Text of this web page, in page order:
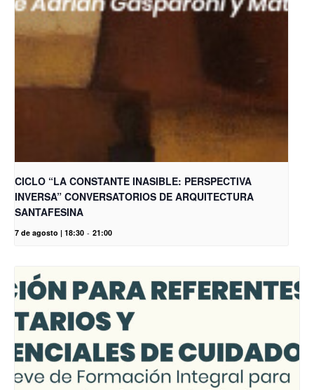
CICLO “LA CONSTANTE INASIBLE: PERSPECTIVA
INVERSA” CONVERSATORIOS DE ARQUITECTURA
SANTAFESINA
7 de agosto | 18:30 - 21:00